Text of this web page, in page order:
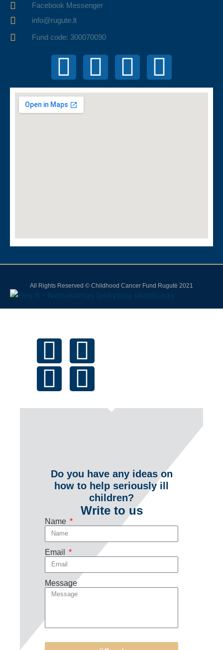
Facebook Messenger
info@rugute.lt
Fund code: 300070090
All Rights Reserved © Childhood Cancer Fund Rugutė 2021
Do you have any ideas on
how to help seriously ill
children?
Write to us
Name
Email
Message